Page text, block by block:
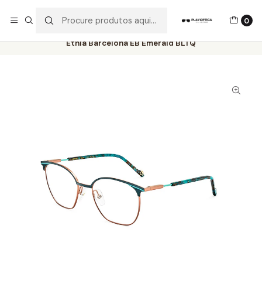
0
Etnia Barcelona EB Emerald BLTQ